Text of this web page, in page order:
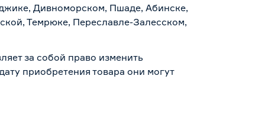
Дивноморском, Пшаде, Абинске,
Темрюке, Переславле-Залесском,
за собой право изменить
приобретения товара они могут